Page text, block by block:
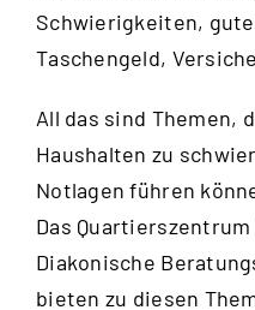
Schwierigkeiten,
Taschengeld,
All das sind Themen,
Haushalten zu
Notlagen führen
Das
Diakonische
bieten zu diesen